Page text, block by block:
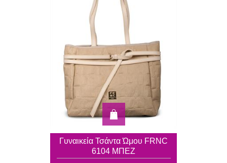
Γυναικεία Τσάντα Ώμου FRNC
6104 ΜΠΕΖ